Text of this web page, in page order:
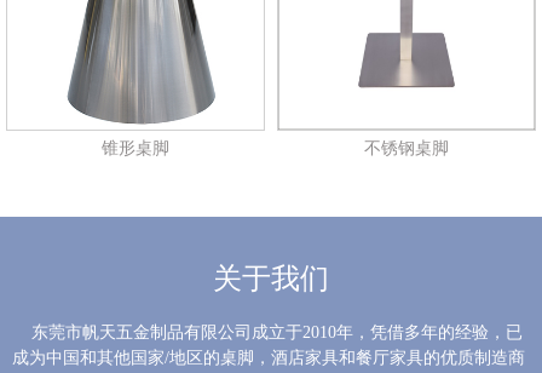
锥形桌脚 不锈钢桌脚
关于我们
东莞市帆天五金制品有限公司成立于2010年，凭借多年的经验，已
成为中国和其他国家/地区的桌脚，酒店家具和餐厅家具的优质制造商